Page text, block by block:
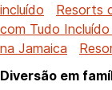
incluído
Resorts
com Tudo Incluído
na Jamaica
Diversão em